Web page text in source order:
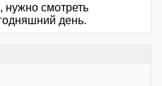
нужно смотреть
день.